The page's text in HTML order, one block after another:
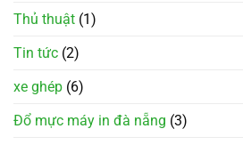
Thủ thuật (1)
Tin tức (2)
xe ghép (6)
Đổ mực máy in đà nẵng (3)